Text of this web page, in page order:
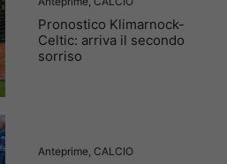
Pronostico Klimarnock-
Celtic: arriva il secondo
sorriso
Anteprime CALCIO